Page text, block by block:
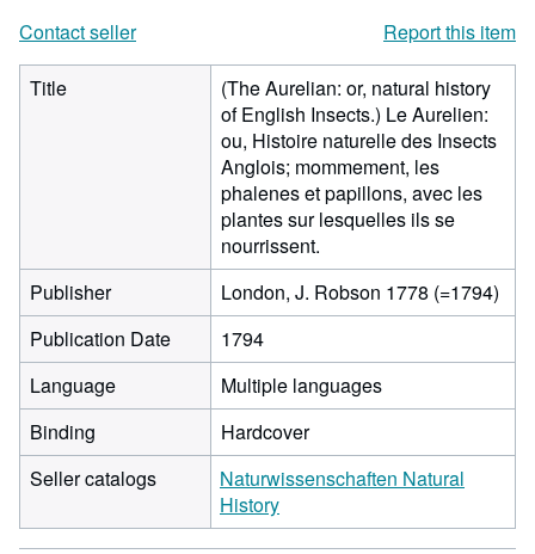
Contact seller
Report this item
Title
(The Aurelian: or, natural history
of English Insects.) Le Aurelien:
ou, Histoire naturelle des Insects
Anglois; mommement, les
phalenes et papillons, avec les
plantes sur lesquelles ils se
nourrissent.
Publisher
London, J. Robson 1778 (=1794)
Publication Date
1794
Language
Multiple languages
Binding
Hardcover
Seller catalogs
Naturwissenschaften Natural
History